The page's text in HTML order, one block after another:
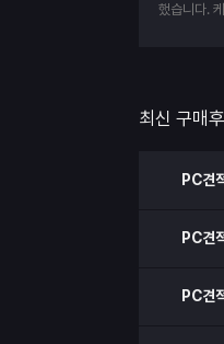
했습니다. 케이스에 hdmi선 부딪혀서 알맞게 안들
최신 구매
PC견
PC견
PC견